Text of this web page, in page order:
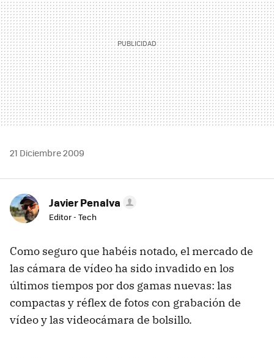
21 Diciembre 2009
Javier Penalva
Editor - Tech
Como seguro que habéis notado, el mercado de
las cámara de vídeo ha sido invadido en los
últimos tiempos por dos gamas nuevas: las
compactas y réflex de fotos con grabación de
vídeo y las videocámara de bolsillo.